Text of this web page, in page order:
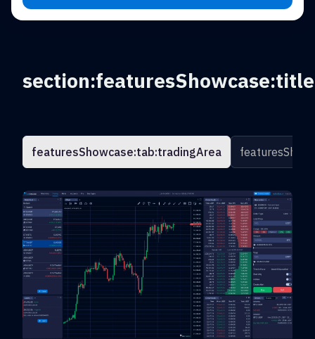
section:featuresShowcase:title
featuresShowcase:tab:tradingArea